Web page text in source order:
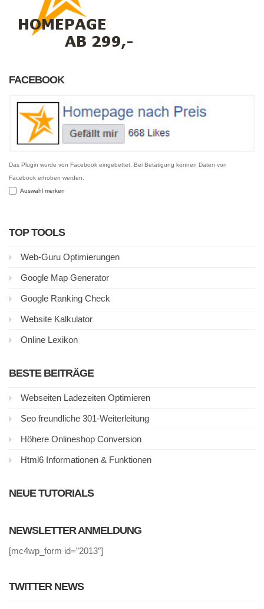
FACEBOOK
Das Plugin wurde von Facebook eingebettet. Bei Betätigung können Daten von
Facebook erhoben werden.
Auswahl merken
TOP TOOLS
Web-Guru Optimierungen
Google Map Generator
Google Ranking Check
Website Kalkulator
Online Lexikon
BESTE BEITRÄGE
Webseiten Ladezeiten Optimieren
Seo freundliche 301-Weiterleitung
Höhere Onlineshop Conversion
Html6 Informationen & Funktionen
NEUE TUTORIALS
NEWSLETTER ANMELDUNG
[mc4wp_form id=”2013″]
TWITTER NEWS